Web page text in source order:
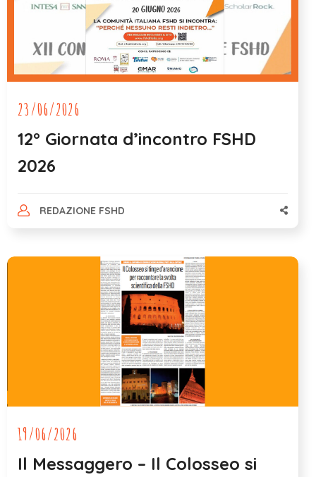
23/06/2026
12° Giornata d’incontro FSHD
2026
REDAZIONE FSHD
19/06/2026
Il Messaggero – Il Colosseo si